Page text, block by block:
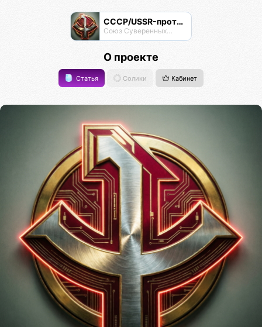
СССР/USSR-протокол
Союз Суверенных Самоуправляемых Реестров
О проекте
Статья Солики Кабинет